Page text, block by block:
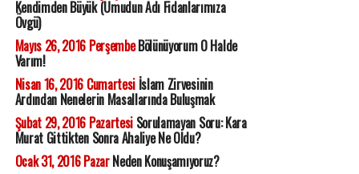
Kendimden Büyük (Umudun Adı Fidanlarımıza
Övgü)
Mayıs 26, 2016 PerşembeBölünüyorum O Halde
Varım!
Nisan 16, 2016 Cumartesiİslam Zirvesinin
Ardından Nenelerin Masallarında Buluşmak
Şubat 29, 2016 PazartesiSorulamayan Soru: Kara
Murat Gittikten Sonra Ahaliye Ne Oldu?
Ocak 31, 2016 PazarNeden Konuşamıyoruz?